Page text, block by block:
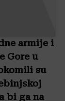
armije i
Gore u
su
bi ga na